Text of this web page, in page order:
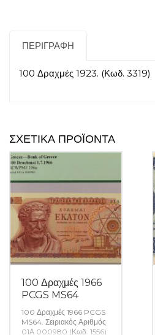
ΠΕΡΙΓΡΑΦΉ
100 Δραχμές 1923. (Κωδ. 3319)
ΣΧΕΤΙΚΆ ΠΡΟΪΌΝΤΑ
100 Δραχμές 1966
PCGS MS64
100 Δραχμές 1966 PCGS
MS64. Σειριακός Αριθμός
01Α 000980 (Κωδ. 1556)